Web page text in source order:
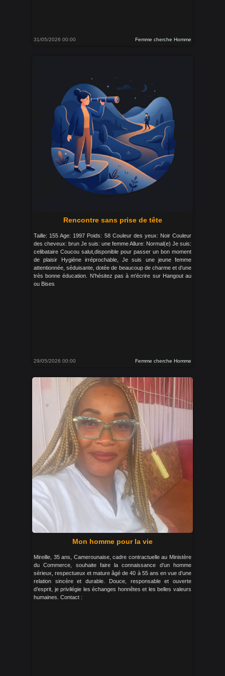
31/05/2026 00:00 Femme cherche Homme
Rencontre sans prise de tête
Taille: 155 Age: 1997 Poids: 58 Couleur des yeux: Noir Couleur
des cheveux: brun Je suis: une femme Allure: Normal(e) Je suis:
celibataire Coucou salut,disponible pour passer un bon moment
de plaisir Hygiène irréprochable, Je suis une jeune femme
attentionnée, séduisante, dotée de beaucoup de charme et d’une
très bonne éducation. N'hésitez pas à m'écrire sur Hangout au
ou Bises
29/05/2026 00:00 Femme cherche Homme
Mon homme pour la vie
Mireille, 35 ans, Camerounaise, cadre contractuelle au Ministère
du Commerce, souhaite faire la connaissance d’un homme
sérieux, respectueux et mature âgé de 40 à 55 ans en vue d’une
relation sincère et durable. Douce, responsable et ouverte
d’esprit, je privilégie les échanges honnêtes et les belles valeurs
humaines. Contact :